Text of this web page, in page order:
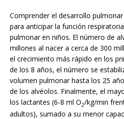
Comprender el desarrollo
para anticipar la función
pulmonar en niños. El número de
millones al nacer a cerca de 300
el crecimiento más rápido en los
de los 8 años, el número se
volumen pulmonar hasta los 25
de los alvéolos. Finalmente, el
los lactantes (6-8 ml O2/kg/min
adultos), sumado a su menor